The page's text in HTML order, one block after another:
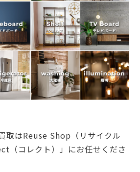
取はReuse Shop（リサイクル
（コレクト）」にお任せくださ